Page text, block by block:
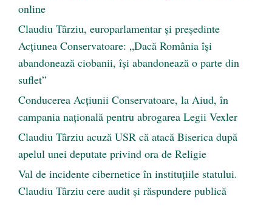
online
Claudiu Târziu, europarlamentar și președinte
Acțiunea Conservatoare: „Dacă România își
abandonează ciobanii, își abandonează o parte din
suflet”
Conducerea Acțiunii Conservatoare, la Aiud, în
campania națională pentru abrogarea Legii Vexler
Claudiu Târziu acuză USR că atacă Biserica după
apelul unei deputate privind ora de Religie
Val de incidente cibernetice în instituțiile statului.
Claudiu Târziu cere audit și răspundere publică